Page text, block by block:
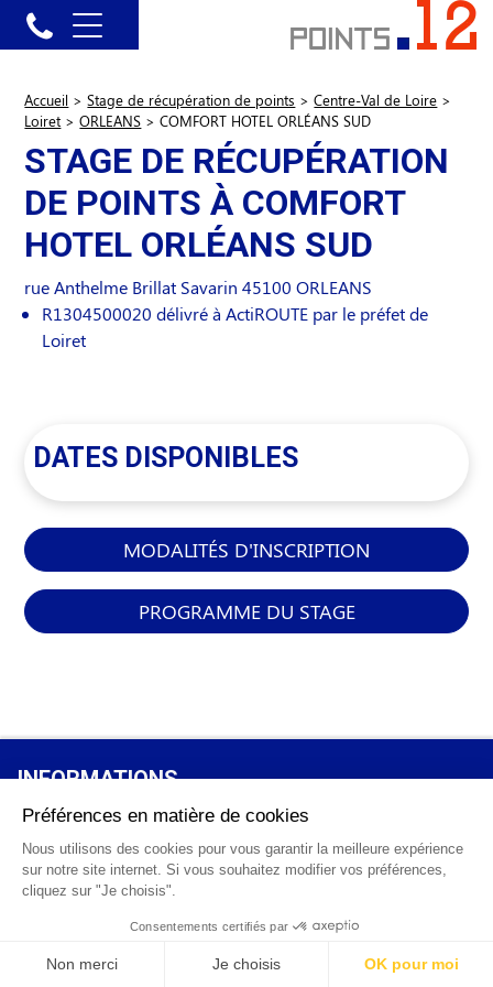
Accueil > Stage de récupération de points > Centre-Val de Loire >
Loiret > ORLEANS > COMFORT HOTEL ORLÉANS SUD
STAGE DE RÉCUPÉRATION
DE POINTS À COMFORT
HOTEL ORLÉANS SUD
rue Anthelme Brillat Savarin45100 ORLEANS
R1304500020 délivré à ActiROUTE par le préfet de
Loiret
DATES DISPONIBLES
MODALITÉS D'INSCRIPTION
PROGRAMME DU STAGE
INFORMATIONS
GÉNÉRALES
Qui sommes-nous ?
FAQ
CGV
Mentions légales
0 820 25 02 38
info@points12.fr